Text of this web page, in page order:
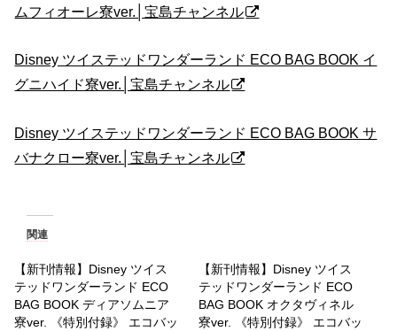
ムフィオーレ寮ver.│宝島チャンネル
Disney ツイステッドワンダーランド ECO BAG BOOK イ
グニハイド寮ver.│宝島チャンネル
Disney ツイステッドワンダーランド ECO BAG BOOK サ
バナクロー寮ver.│宝島チャンネル
関連
【新刊情報】Disney ツイス
テッドワンダーランド ECO
BAG BOOK ディアソムニア
寮ver. 《特別付録》 エコバッ
【新刊情報】Disney ツイス
テッドワンダーランド ECO
BAG BOOK オクタヴィネル
寮ver. 《特別付録》 エコバッ